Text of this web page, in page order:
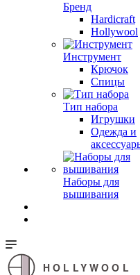
Бренд
Hardicraft
Hollywool
Инструмент
Крючок
Спицы
Тип набора
Игрушки
Одежда и
Наборы для
вышивания
HOLLYWOOL